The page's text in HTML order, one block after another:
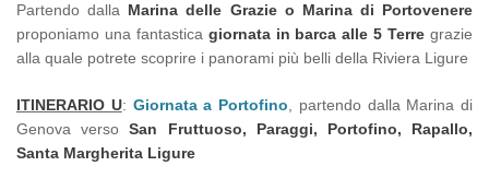
Partendo dalla Marina delle Grazie o Marina di Portovenere
proponiamo una fantastica giornata in barca alle 5 Terre grazie
alla quale potrete scoprire i panorami più belli della Riviera Ligure
ITINERARIO U: Giornata a Portofino , partendo dalla Marina di
Genova versoSan Fruttuoso, Paraggi, Portofino, Rapallo,
Santa Margherita Ligure